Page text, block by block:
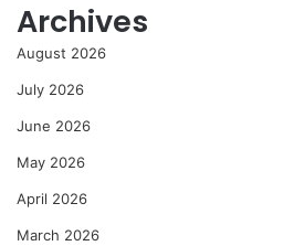
Archives
August 2026
July 2026
June 2026
May 2026
April 2026
March 2026